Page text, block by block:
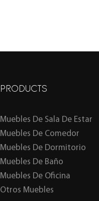
PRODUCTS
Muebles De Sala De Estar
Muebles De Comedor
Muebles De Dormitorio
Muebles De Baño
Muebles De Oficina
Otros Muebles